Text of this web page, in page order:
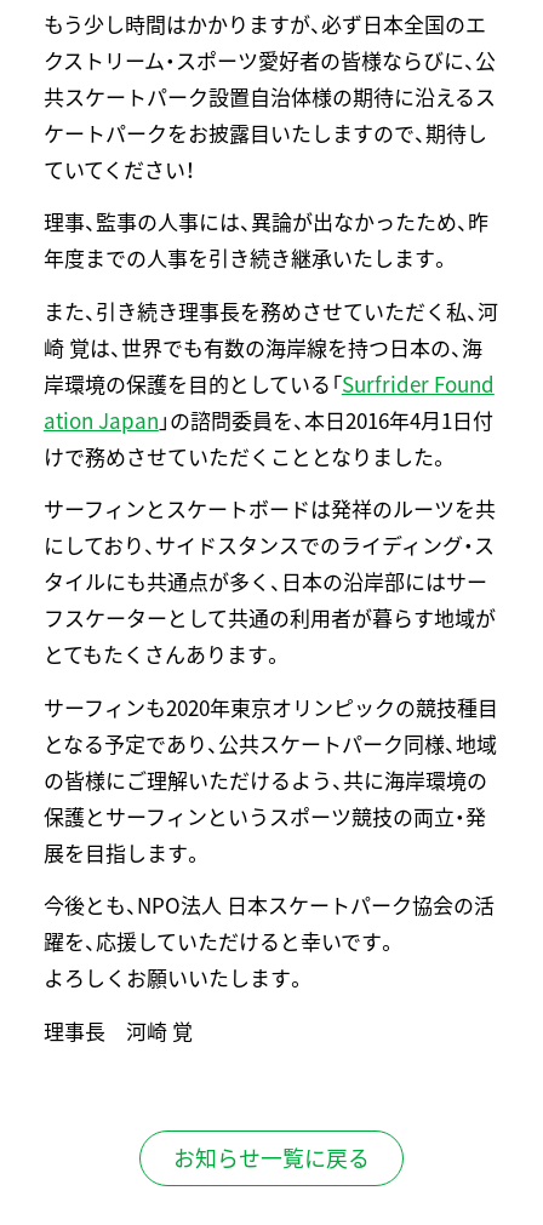
もう少し時間はかかりますが、必ず日本全国のエ
クストリーム・スポーツ愛好者の皆様ならびに、公
共スケートパーク設置自治体様の期待に沿えるス
ケートパークをお披露目いたしますので、期待し
ていてください！
理事、監事の人事には、異論が出なかったため、昨
年度までの人事を引き続き継承いたします。
また、引き続き理事長を務めさせていただく私、河
崎 覚は、世界でも有数の海岸線を持つ日本の、海
岸環境の保護を目的としている「Surfrider Found
ation Japan 」の諮問委員を、本日2016年4月1日付
けで務めさせていただくこととなりました。
サーフィンとスケートボードは発祥のルーツを共
にしており、サイドスタンスでのライディング・ス
タイルにも共通点が多く、日本の沿岸部にはサー
フスケーターとして共通の利用者が暮らす地域が
とてもたくさんあります。
サーフィンも2020年東京オリンピックの競技種目
となる予定であり、公共スケートパーク同様、地域
の皆様にご理解いただけるよう、共に海岸環境の
保護とサーフィンというスポーツ競技の両立・発
展を目指します。
今後とも、NPO法人 日本スケートパーク協会の活
躍を、応援していただけると幸いです。
よろしくお願いいたします。
理事長 河崎 覚
お知らせ一覧に戻る